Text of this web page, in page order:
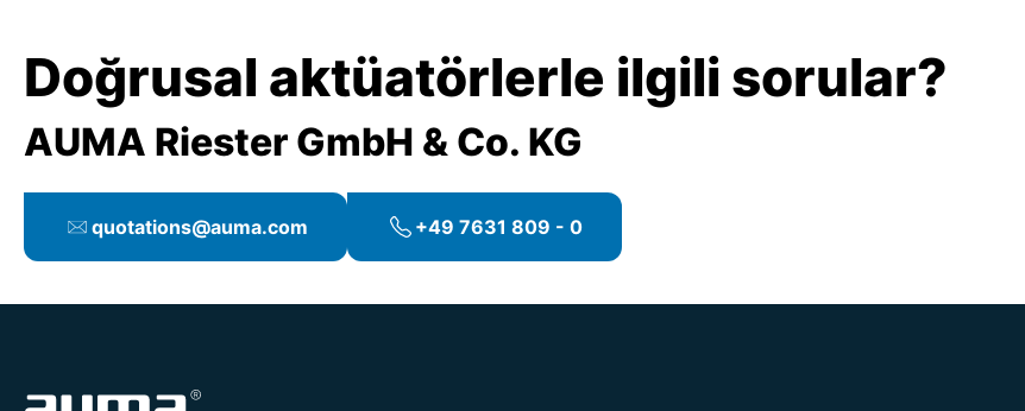
Doğrusal aktüatörlerle ilgili sorular?
AUMA Riester GmbH & Co. KG
quotations@auma.com +49 7631 809 - 0